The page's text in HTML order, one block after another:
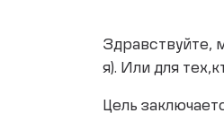
Здравствуйте,
я). Или для
Цель